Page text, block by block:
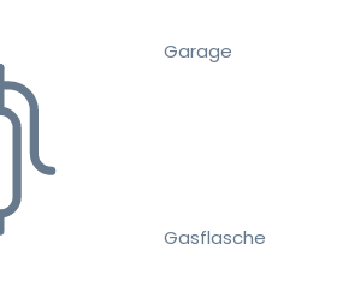
Garage
Gasflasche